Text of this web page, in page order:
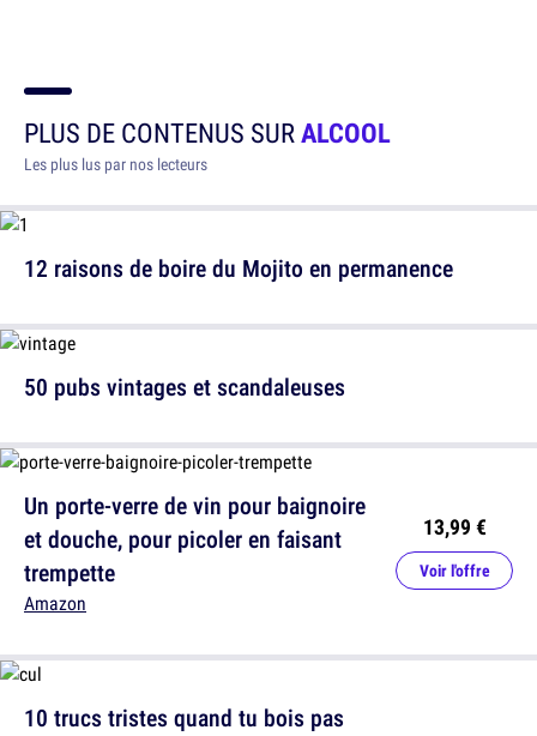
PLUS DE CONTENUS SURALCOOL
Les plus lus par nos lecteurs
12 raisons de boire du Mojito en permanence
Un porte-verre de vin pour baignoire
et douche, pour picoler en faisant
trempette
Amazon
13,99 €
Voir l'offre
50 pubs vintages et scandaleuses
10 trucs tristes quand tu bois pas